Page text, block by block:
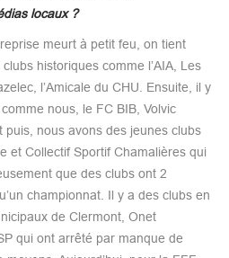
locaux ?
meurt à petit feu, on tient
historiques comme l’AIA, Les
l’Amicale du CHU. Ensuite, il y
nous, le FC BIB, Volvic
nous avons des jeunes clubs
et Collectif Sportif Chamalières qui
que des clubs ont 2
championnat. Il y a des clubs en
de Clermont, Onet
qui ont arrêté par manque de